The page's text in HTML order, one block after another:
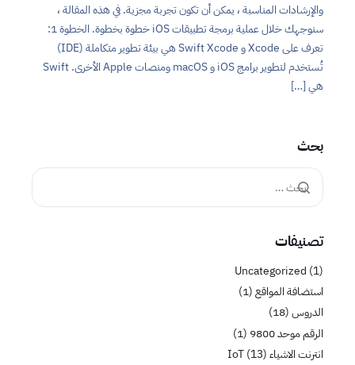
والإرشادات المناسبة ، يمكن أن تكون تجربة مجزية. في هذه المقالة ،
سنوجهك خلال عملية برمجة تطبيقات iOS خطوة بخطوة. الخطوة 1:
تعرف على Xcode و Swift Xcode هي بيئة تطوير متكاملة (IDE)
تُستخدم لتطوير برامج iOS و macOS ومنصات Apple الأخرى. Swift
هي […]
بحث
تصنيفات
Uncategorized (1)
استضافة المواقع(1)
الدروس(18)
الرقم موحد 9800
(1)
انترنت الاشياء IoT(13)